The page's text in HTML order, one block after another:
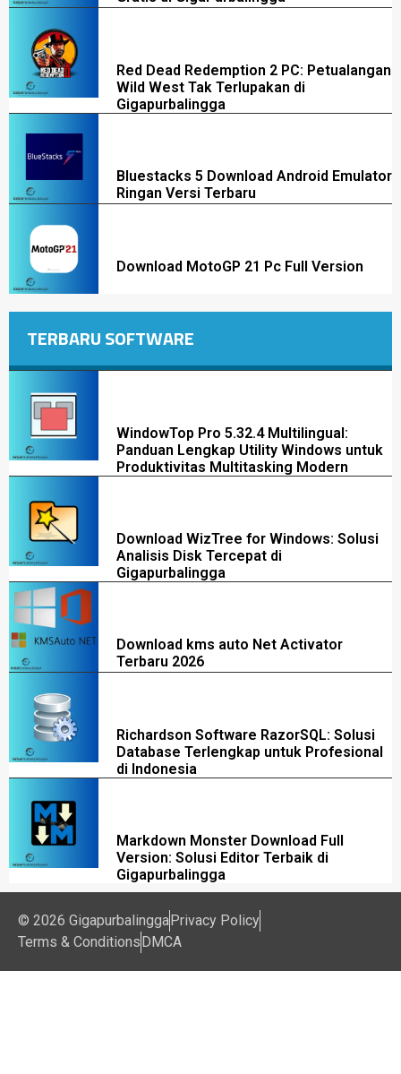
Red Dead Redemption 2 PC: Petualangan
Wild West Tak Terlupakan di
Gigapurbalingga
Bluestacks 5 Download Android Emulator
Ringan Versi Terbaru
Download MotoGP 21 Pc Full Version
TERBARU SOFTWARE
WindowTop Pro 5.32.4 Multilingual:
Panduan Lengkap Utility Windows untuk
Produktivitas Multitasking Modern
Download WizTree for Windows: Solusi
Analisis Disk Tercepat di
Gigapurbalingga
Download kms auto Net Activator
Terbaru 2026
Richardson Software RazorSQL: Solusi
Database Terlengkap untuk Profesional
di Indonesia
Markdown Monster Download Full
Version: Solusi Editor Terbaik di
Gigapurbalingga
© 2026 Gigapurbalingga Privacy Policy
Terms & Conditions DMCA